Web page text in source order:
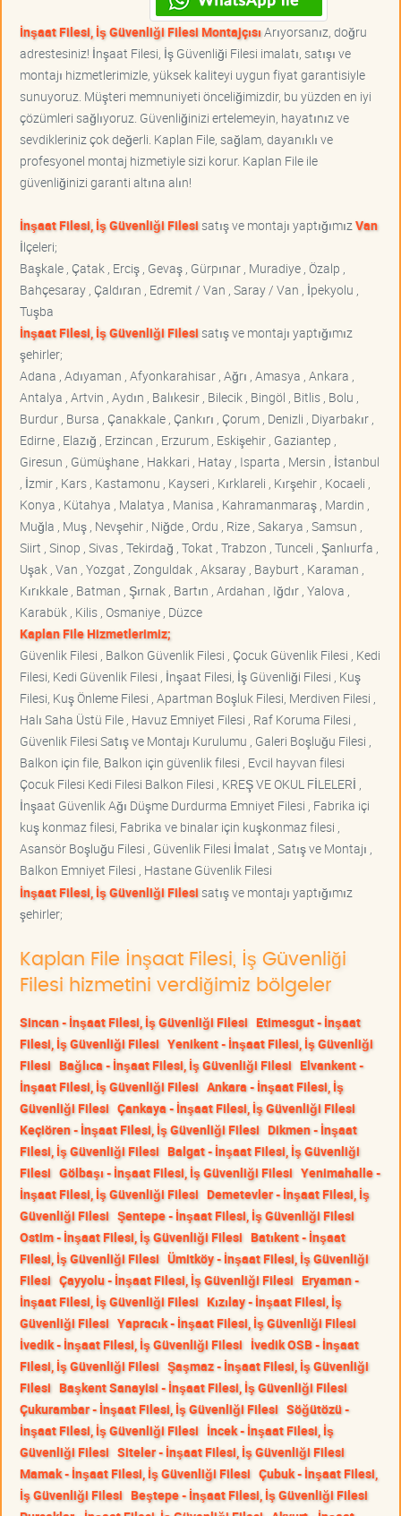
İnşaat Filesi, İş Güvenliği Filesi MontajçısıArıyorsanız, doğru
adrestesiniz! İnşaat Filesi, İş Güvenliği Filesi imalatı, satışı ve
montajı hizmetlerimizle, yüksek kaliteyi uygun fiyat garantisiyle
sunuyoruz. Müşteri memnuniyeti önceliğimizdir, bu yüzden en iyi
çözümleri sağlıyoruz. Güvenliğinizi ertelemeyin, hayatınız ve
sevdikleriniz çok değerli. Kaplan File, sağlam, dayanıklı ve
profesyonel montaj hizmetiyle sizi korur. Kaplan File ile
güvenliğinizi garanti altına alın!
İnşaat Filesi, İş Güvenliği Filesisatış ve montajı yaptığımızVan
İlçeleri;
Başkale , Çatak , Erciş , Gevaş , Gürpınar , Muradiye , Özalp ,
Bahçesaray , Çaldıran , Edremit / Van , Saray / Van , İpekyolu ,
Tuşba
İnşaat Filesi, İş Güvenliği Filesisatış ve montajı yaptığımız
şehirler;
Adana , Adıyaman , Afyonkarahisar , Ağrı , Amasya , Ankara ,
Antalya , Artvin , Aydın , Balıkesir , Bilecik , Bingöl , Bitlis , Bolu ,
Burdur , Bursa , Çanakkale , Çankırı , Çorum , Denizli , Diyarbakır ,
Edirne , Elazığ , Erzincan , Erzurum , Eskişehir , Gaziantep ,
Giresun , Gümüşhane , Hakkari , Hatay , Isparta , Mersin , İstanbul
, İzmir , Kars , Kastamonu , Kayseri , Kırklareli , Kırşehir , Kocaeli ,
Konya , Kütahya , Malatya , Manisa , Kahramanmaraş , Mardin ,
Muğla , Muş , Nevşehir , Niğde , Ordu , Rize , Sakarya , Samsun ,
Siirt , Sinop , Sivas , Tekirdağ , Tokat , Trabzon , Tunceli , Şanlıurfa ,
Uşak , Van , Yozgat , Zonguldak , Aksaray , Bayburt , Karaman ,
Kırıkkale , Batman , Şırnak , Bartın , Ardahan , Iğdır , Yalova ,
Karabük , Kilis , Osmaniye , Düzce
Kaplan File Hizmetlerimiz;
Güvenlik Filesi , Balkon Güvenlik Filesi , Çocuk Güvenlik Filesi , Kedi
Filesi, Kedi Güvenlik Filesi , İnşaat Filesi, İş Güvenliği Filesi , Kuş
Filesi, Kuş Önleme Filesi , Apartman Boşluk Filesi, Merdiven Filesi ,
Halı Saha Üstü File , Havuz Emniyet Filesi , Raf Koruma Filesi ,
Güvenlik Filesi Satış ve Montajı Kurulumu , Galeri Boşluğu Filesi ,
Balkon için file, Balkon için güvenlik filesi , Evcil hayvan filesi
Çocuk Filesi Kedi Filesi Balkon Filesi , KREŞ VE OKUL FİLELERİ ,
İnşaat Güvenlik Ağı Düşme Durdurma Emniyet Filesi , Fabrika içi
kuş konmaz filesi, Fabrika ve binalar için kuşkonmaz filesi ,
Asansör Boşluğu Filesi , Güvenlik Filesi İmalat , Satış ve Montajı ,
Balkon Emniyet Filesi , Hastane Güvenlik Filesi
İnşaat Filesi, İş Güvenliği Filesisatış ve montajı yaptığımız
şehirler;
Kaplan File İnşaat Filesi, İş Güvenliği
Filesi hizmetini verdiğimiz bölgeler
Sincan - İnşaat Filesi, İş Güvenliği Filesi Etimesgut - İnşaat
Filesi, İş Güvenliği Filesi Yenikent - İnşaat Filesi, İş Güvenliği
Filesi Bağlıca - İnşaat Filesi, İş Güvenliği Filesi Elvankent -
İnşaat Filesi, İş Güvenliği Filesi Ankara - İnşaat Filesi, İş
Güvenliği Filesi Çankaya - İnşaat Filesi, İş Güvenliği Filesi
Keçiören - İnşaat Filesi, İş Güvenliği Filesi Dikmen - İnşaat
Filesi, İş Güvenliği Filesi Balgat - İnşaat Filesi, İş Güvenliği
Filesi Gölbaşı - İnşaat Filesi, İş Güvenliği Filesi Yenimahalle -
İnşaat Filesi, İş Güvenliği Filesi Demetevler - İnşaat Filesi, İş
Güvenliği Filesi Şentepe - İnşaat Filesi, İş Güvenliği Filesi
Ostim - İnşaat Filesi, İş Güvenliği Filesi Batıkent - İnşaat
Filesi, İş Güvenliği Filesi Ümitköy - İnşaat Filesi, İş Güvenliği
Filesi Çayyolu - İnşaat Filesi, İş Güvenliği Filesi Eryaman -
İnşaat Filesi, İş Güvenliği Filesi Kızılay - İnşaat Filesi, İş
Güvenliği Filesi Yapracık - İnşaat Filesi, İş Güvenliği Filesi
İvedik - İnşaat Filesi, İş Güvenliği Filesi İvedik OSB - İnşaat
Filesi, İş Güvenliği Filesi Şaşmaz - İnşaat Filesi, İş Güvenliği
Filesi Başkent Sanayisi - İnşaat Filesi, İş Güvenliği Filesi
Çukurambar - İnşaat Filesi, İş Güvenliği Filesi Söğütözü -
İnşaat Filesi, İş Güvenliği Filesi İncek - İnşaat Filesi, İş
Güvenliği Filesi Siteler - İnşaat Filesi, İş Güvenliği Filesi
Mamak - İnşaat Filesi, İş Güvenliği Filesi Çubuk - İnşaat Filesi,
İş Güvenliği Filesi Beştepe - İnşaat Filesi, İş Güvenliği Filesi